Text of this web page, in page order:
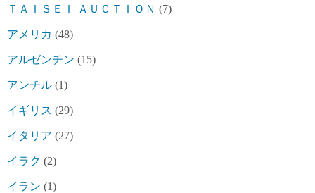
ＴＡＩＳＥＩ ＡＵＣＴＩＯＮ (7)
アメリカ (48)
アルゼンチン (15)
アンチル (1)
イギリス (29)
イタリア (27)
イラク (2)
イラン (1)